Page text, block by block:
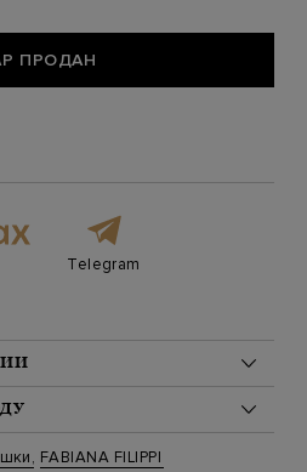
ПРОДАН
Telegram
4%
размер 40
С принтом/узором, Однотонный
температуре воды до 30
, FABIANA FILIPPI